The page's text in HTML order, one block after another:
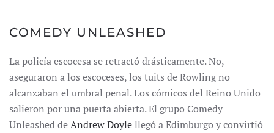
COMEDY UNLEASHED
La policía escocesa se retractó drásticamente. No,
aseguraron a los escoceses, los tuits de Rowling no
alcanzaban el umbral penal. Los cómicos del Reino Unido
salieron por una puerta abierta. El grupo Comedy
Unleashed deAndrew Doylellegó a Edimburgo y convirtió